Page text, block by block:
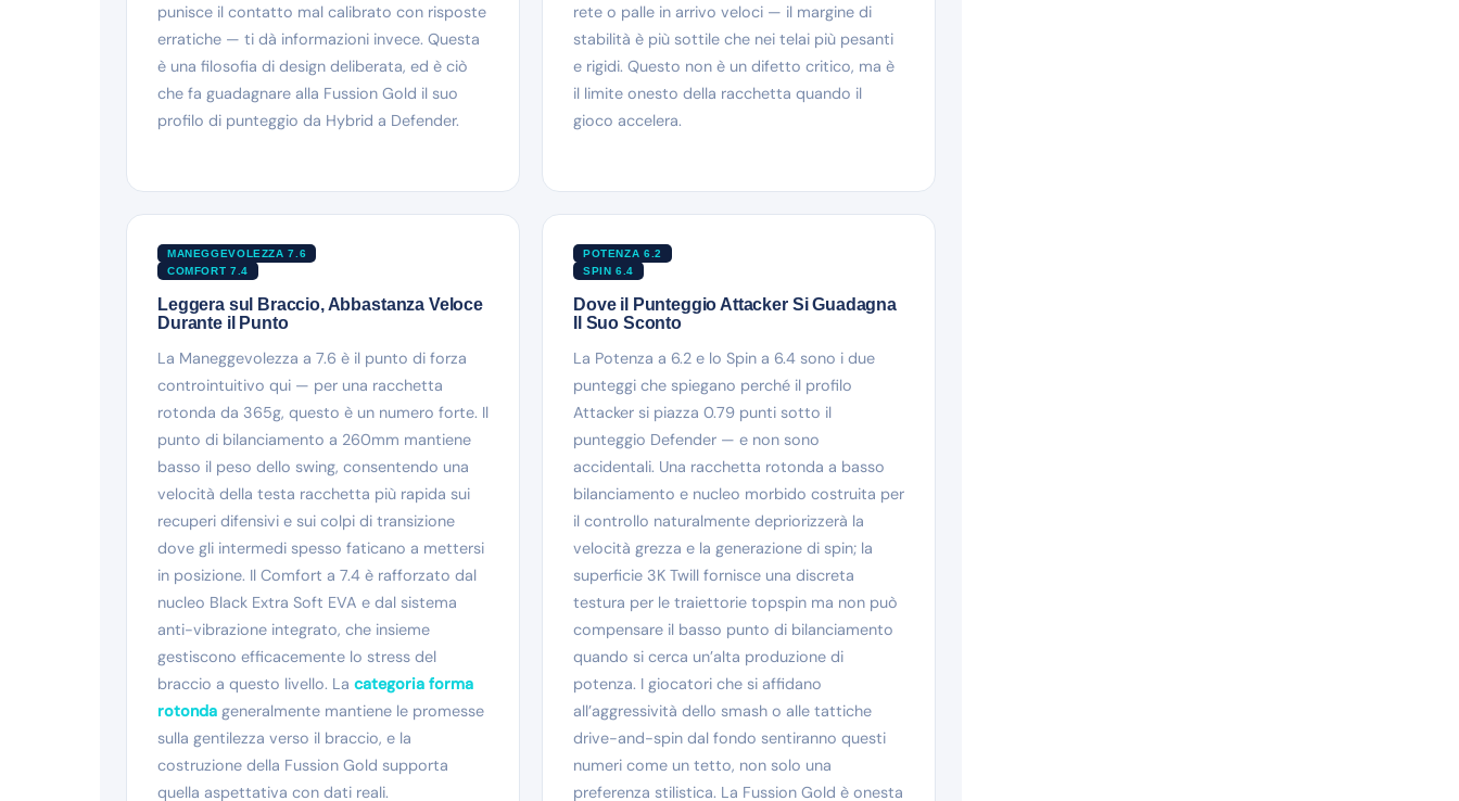
punisce il contatto mal calibrato con risposte
erratiche — ti dà informazioni invece. Questa
è una filosofia di design deliberata, ed è ciò
che fa guadagnare alla Fussion Gold il suo
profilo di punteggio da Hybrid a Defender.
rete o palle in arrivo veloci — il margine di
stabilità è più sottile che nei telai più pesanti
e rigidi. Questo non è un difetto critico, ma è
il limite onesto della racchetta quando il
gioco accelera.
MANEGGEVOLEZZA 7.6
COMFORT 7.4
Leggera sul Braccio, Abbastanza Veloce
Durante il Punto
La Maneggevolezza a 7.6 è il punto di forza
controintuitivo qui — per una racchetta
rotonda da 365g, questo è un numero forte. Il
punto di bilanciamento a 260mm mantiene
basso il peso dello swing, consentendo una
velocità della testa racchetta più rapida sui
recuperi difensivi e sui colpi di transizione
dove gli intermedi spesso faticano a mettersi
in posizione. Il Comfort a 7.4 è rafforzato dal
nucleo Black Extra Soft EVA e dal sistema
anti-vibrazione integrato, che insieme
gestiscono efficacemente lo stress del
braccio a questo livello. La categoria forma
rotonda generalmente mantiene le promesse
sulla gentilezza verso il braccio, e la
costruzione della Fussion Gold supporta
quella aspettativa con dati reali.
POTENZA 6.2
SPIN 6.4
Dove il Punteggio Attacker Si Guadagna
Il Suo Sconto
La Potenza a 6.2 e lo Spin a 6.4 sono i due
punteggi che spiegano perché il profilo
Attacker si piazza 0.79 punti sotto il
punteggio Defender — e non sono
accidentali. Una racchetta rotonda a basso
bilanciamento e nucleo morbido costruita per
il controllo naturalmente depriorizzerà la
velocità grezza e la generazione di spin; la
superficie 3K Twill fornisce una discreta
testura per le traiettorie topspin ma non può
compensare il basso punto di bilanciamento
quando si cerca un’alta produzione di
potenza. I giocatori che si affidano
all’aggressività dello smash o alle tattiche
drive-and-spin dal fondo sentiranno questi
numeri come un tetto, non solo una
preferenza stilistica. La Fussion Gold è onesta